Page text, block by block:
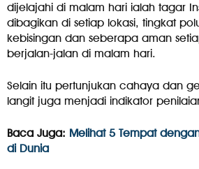
dijelajahi di malam hari ialah tagar
dibagikan di setiap lokasi, tingkat
kebisingan dan seberapa aman
berjalan-jalan di malam hari.
Selain itu pertunjukan cahaya dan
langit juga menjadi indikator
Baca Juga: Melihat 5 Tempat
di Dunia